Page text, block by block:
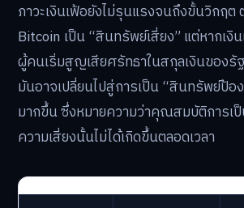
ภาวะเงินเฟ้อยังไม่รุนแรงจนถึงขั้นวิกฤต
Bitcoin เป็น “สินทรัพย์เสี่ยง” แต่หากเ
ผู้คนเริ่มสูญเสียศรัทธาในสกุลเงินของรั
มันอาจเปลี่ยนไปสู่การเป็น “สินทรัพย์ป้อ
มากขึ้น ซึ่งหมายความว่าคุณสมบัติการเ
ความเสี่ยงนั้นไม่ได้เกิดขึ้นตลอดเวลา